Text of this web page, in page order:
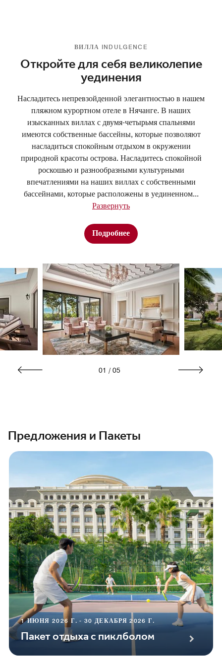
ВИЛЛА INDULGENCE
Откройте для себя великолепие
уединения
Насладитесь непревзойденной элегантностью в нашем
пляжном курортном отеле в Нячанге. В наших
изысканных виллах с двумя-четырьмя спальнями
имеются собственные бассейны, которые позволяют
насладиться спокойным отдыхом в окружении
природной красоты острова. Насладитесь спокойной
роскошью и разнообразными культурными
впечатлениями на наших виллах с собственными
бассейнами, которые расположены в уединенном...
Развернуть
Подробнее
01 / 05
Предложения и Пакеты
1 ИЮНЯ 2026 Г. - 30 ДЕКАБРЯ 2026 Г.
Пакет отдыха с пиклболом